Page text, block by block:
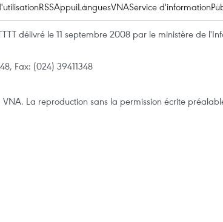
RSSAppuiLanguesVNAService d'information
délivré le 11 septembre 2008 par le ministère de
Fax: (024) 39411348
La reproduction sans la permission écrite